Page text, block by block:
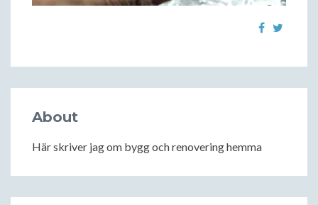
About
Här skriver jag om bygg och renovering hemma